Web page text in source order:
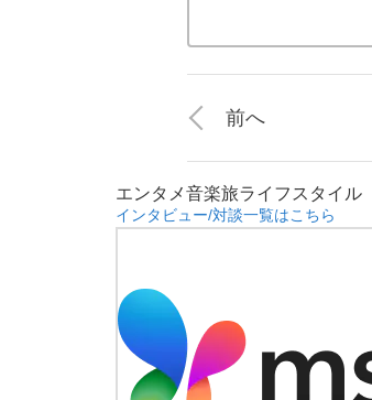
前へ
エンタメ音楽旅ライフスタイル
インタビュー/対談一覧はこちら